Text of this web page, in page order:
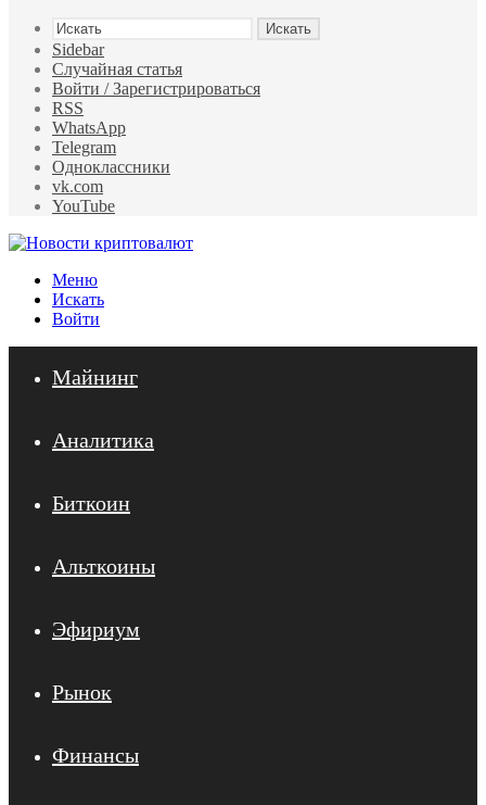
Искать
Sidebar
Случайная статья
Войти / Зарегистрироваться
RSS
WhatsApp
Telegram
Одноклассники
vk.com
YouTube
Меню
Искать
Войти
Майнинг
Аналитика
Биткоин
Альткоины
Эфириум
Рынок
Финансы